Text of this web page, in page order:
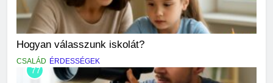
Hogyan válasszunk iskolát?
CSALÁD ÉRDESSÉGEK
77